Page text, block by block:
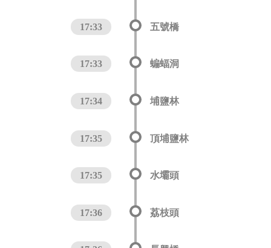
17:33 五號橋
17:33 蝙蝠洞
17:34 埔鹽林
17:35 頂埔鹽林
17:35 水壩頭
17:36 荔枝頭